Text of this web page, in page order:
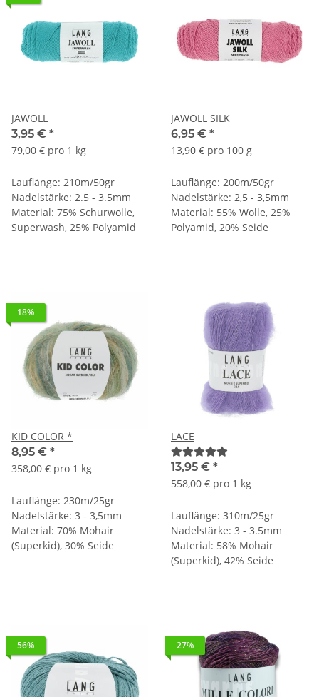
JAWOLL
3,95 € *
79,00 € pro 1 kg
Lauflänge: 210m/50gr
Nadelstärke: 2.5 - 3.5mm
Material: 75% Schurwolle,
Superwash, 25% Polyamid
JAWOLL SILK
6,95 € *
13,90 € pro 100 g
Lauflänge: 200m/50gr
Nadelstärke: 2,5 - 3,5mm
Material: 55% Wolle, 25%
Polyamid, 20% Seide
18%
KID COLOR *
8,95 € *
358,00 € pro 1 kg
Lauflänge: 230m/25gr
Nadelstärke: 3 - 3,5mm
Material: 70% Mohair
(Superkid), 30% Seide
LACE
13,95 € *
558,00 € pro 1 kg
Lauflänge: 310m/25gr
Nadelstärke: 3 - 3.5mm
Material: 58% Mohair
(Superkid), 42% Seide
56% 27%